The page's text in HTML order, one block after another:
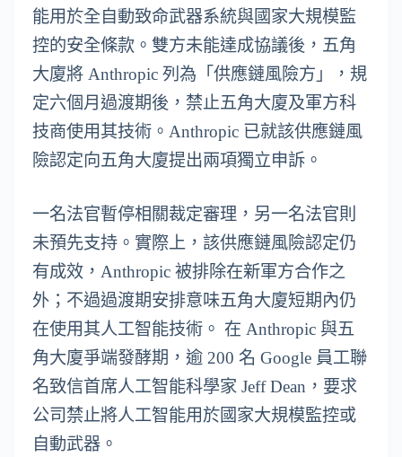
能用於全自動致命武器系統與國家大規模監
控的安全條款。雙方未能達成協議後，五角
大廈將 Anthropic 列為「供應鏈風險方」，規
定六個月過渡期後，禁止五角大廈及軍方科
技商使用其技術。Anthropic 已就該供應鏈風
險認定向五角大廈提出兩項獨立申訴。
一名法官暫停相關裁定審理，另一名法官則
未預先支持。實際上，該供應鏈風險認定仍
有成效，Anthropic 被排除在新軍方合作之
外；不過過渡期安排意味五角大廈短期內仍
在使用其人工智能技術。 在 Anthropic 與五
角大廈爭端發酵期，逾 200 名 Google 員工聯
名致信首席人工智能科學家 Jeff Dean，要求
公司禁止將人工智能用於國家大規模監控或
自動武器。